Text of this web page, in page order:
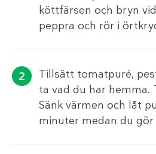
köttfärsen och bryn
peppra och rör i
Tillsätt tomatpuré,
ta vad du har
Sänk värmen och låt
minuter medan du gör